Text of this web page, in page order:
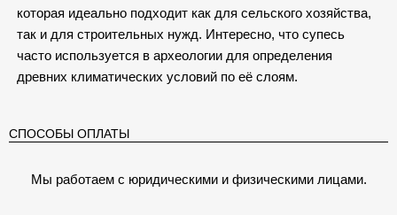
которая идеально подходит как для сельского хозяйства,
так и для строительных нужд. Интересно, что супесь
часто используется в археологии для определения
древних климатических условий по её слоям.
СПОСОБЫ ОПЛАТЫ
Мы работаем с юридическими и физическими лицами.